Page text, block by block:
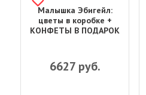
Малышка Эбигейл:
цветы в коробке +
КОНФЕТЫ В ПОДАРОК
6627руб.